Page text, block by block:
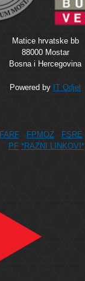
Matice hrvatske bb
88000 Mostar
Bosna i Hercegovina
Powered by IT Odjel
FARF FPMOZ FSRE
PF *RAZNI LINKOVI*